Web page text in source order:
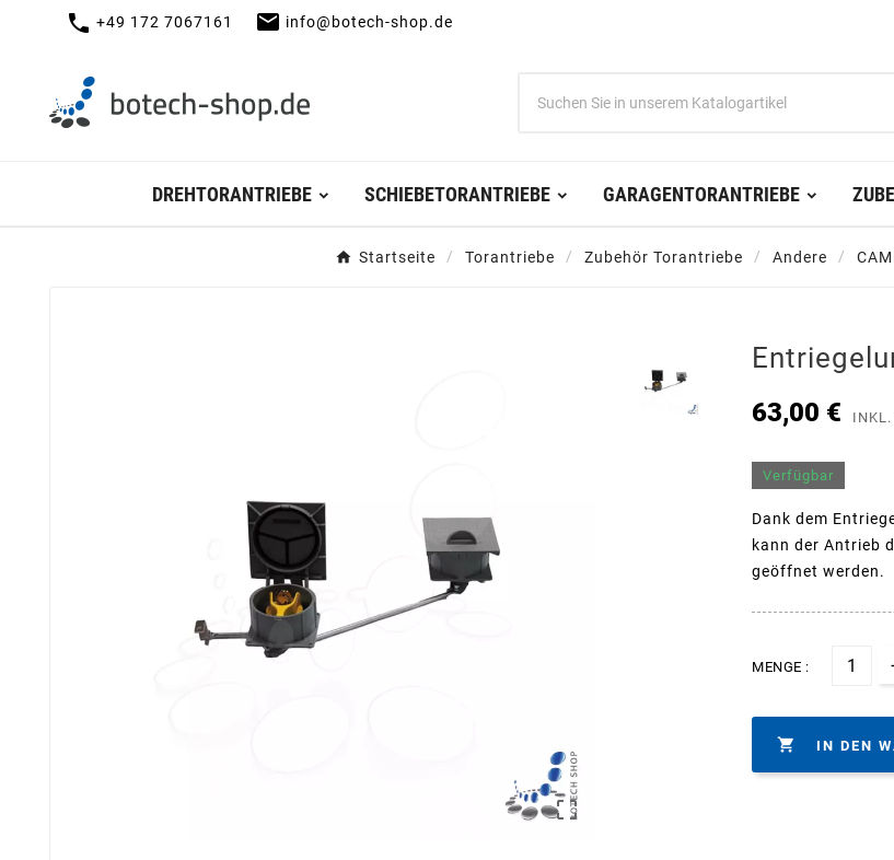
call +49 172 7067161 mail info@botech-shop.de
DREHTORANTRIEBE SCHIEBETORANTRIEBE GARAGENTORANTRIEBE
Startseite Torantriebe Zubehör Torantriebe Andere

63,00 € INKL.
Verfügbar
Dank dem
kann der Antrieb
geöffnet werden.
MENGE :
 IN DEN